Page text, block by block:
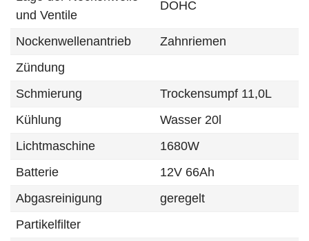
und Ventile
DOHC
Nockenwellenantrieb
Zahnriemen
Zündung
Schmierung
Trockensumpf 11,0L
Kühlung
Wasser 20l
Lichtmaschine
1680W
Batterie
12V 66Ah
Abgasreinigung
geregelt
Partikelfilter